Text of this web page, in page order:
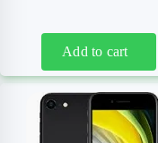
Add to cart